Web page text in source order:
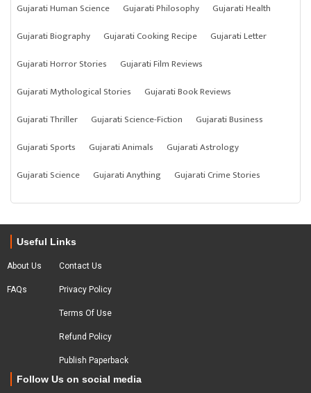
Gujarati Human Science
Gujarati Philosophy
Gujarati Health
Gujarati Biography
Gujarati Cooking Recipe
Gujarati Letter
Gujarati Horror Stories
Gujarati Film Reviews
Gujarati Mythological Stories
Gujarati Book Reviews
Gujarati Thriller
Gujarati Science-Fiction
Gujarati Business
Gujarati Sports
Gujarati Animals
Gujarati Astrology
Gujarati Science
Gujarati Anything Gujarati Crime Stories
Useful Links
About Us
FAQs
Contact Us
Privacy Policy
Terms Of Use
Refund Policy
Publish Paperback
Follow Us on social media